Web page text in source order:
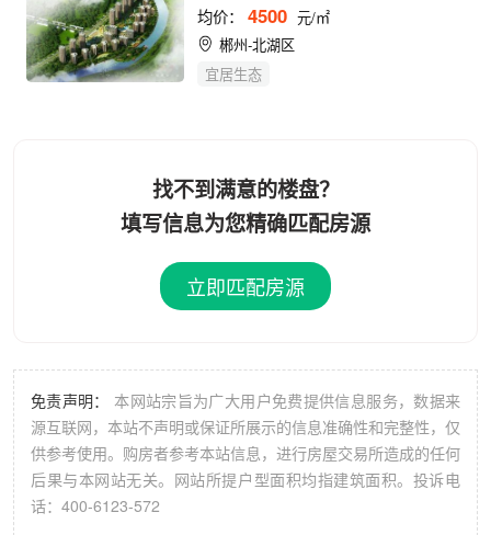
均价： 4500 元/㎡
郴州-北湖区
宜居生态
找不到满意的楼盘？
填写信息为您精确匹配房源
立即匹配房源
免责声明：
本网站宗旨为广大用户免费提供信息服务，数据来
源互联网，本站不声明或保证所展示的信息准确性和完整性，仅
供参考使用。购房者参考本站信息，进行房屋交易所造成的任何
后果与本网站无关。网站所提户型面积均指建筑面积。投诉电
话：400-6123-572